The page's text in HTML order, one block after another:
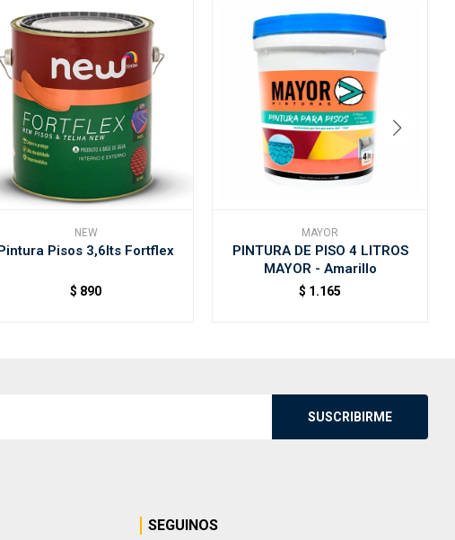
NEW
Pisos 3,6lts Fortflex
$ 890
MAYOR
PINTURA DE PISO 4 LITROS
MAYOR - Amarillo
$ 1.165
SUSCRIBIRME
SEGUINOS